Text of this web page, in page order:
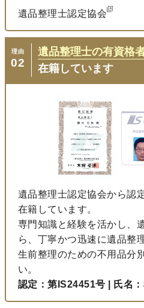
遺品整理士認定協会
理由
02
遺品整理士の有資格
在籍しています
遺品整理士認定協会から認
在籍しています。
専門知識と経験を活かし、
ら、丁寧かつ迅速に遺品整
生前整理のための不用品分
い。
認定：第IS24451号 | 氏名